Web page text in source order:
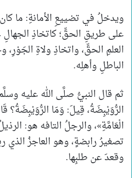
ويدخلُ في تضييعِ الأمانةِ: ما
على طريقِ الحقِّ؛ كاتخاذِ
العلمِ الحقِّ، واتخاذِ ولاةِ
الباطلِ وأهلِه.
ثم قال النبيُّ صلَّى الله عليه
الرُّوَيْبِضَةُ، قِيلَ: وَمَا الرُّوَيْبِضَةُ؟
الْعَامَّةِ»، والرجلُ التافه هو:
تصغيرُ رابضةٍ، وهو العاجزُ الذي
وقعدَ عن طلبِها.